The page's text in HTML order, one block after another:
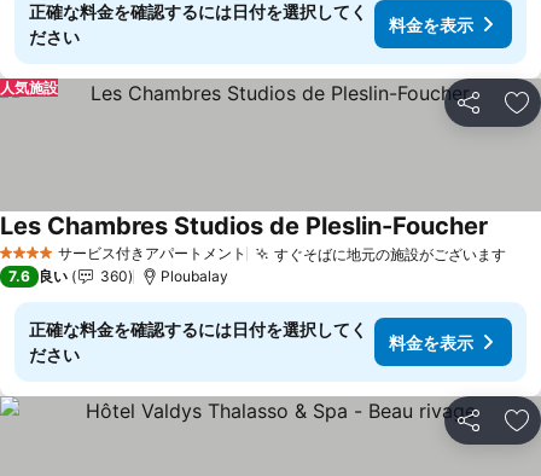
正確な料金を確認するには日付を選択してく
ださい
料金を表示
シェア お
人気施設
4 ホテルのランクサービス付きアパートメント すぐそばに地元の施設がございます
Les Chambres Studios de Pleslin-Foucher
7.6 良い 360 Ploubalay
正確な料金を確認するには日付を選択してく
ださい
料金を表示
シェア お